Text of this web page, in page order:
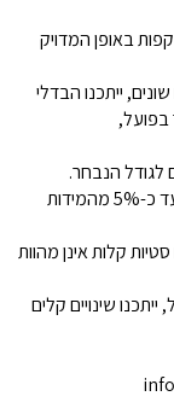
באופן המדויק
ייתכנו הבדלי
בפועל,
לגודל הנבחר.
מידות האורך והרוחב עשויות להשתנות בסטייה של עד כ-5% מהמידות
קלות אינן מהוות
שינויים קלים